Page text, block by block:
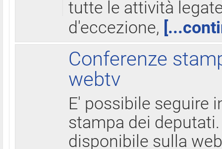
tutte le attività
d'eccezione,
Conferenze
webtv
E' possibile seguire
stampa dei
disponibile sulla